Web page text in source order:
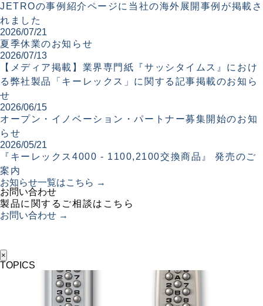
JETROの事例紹介ページに当社の海外展開事例が掲載さ
れました
2026/07/21
夏季休業のお知らせ
2026/07/13
【メディア掲載】業界専門紙『サッシタイムス』におけ
る弊社製品「キーレックス」に関する記事掲載のお知ら
せ
2026/06/15
オープン・イノベーション・パートナー募集開始のお知
らせ
2026/05/21
『キーレックス4000 - 1100,2100交換商品』 発売のご
案内
お知らせ一覧はこちら →
お問い合わせ
製品に関するご相談はこちら
お問い合わせ →
×
TOPICS